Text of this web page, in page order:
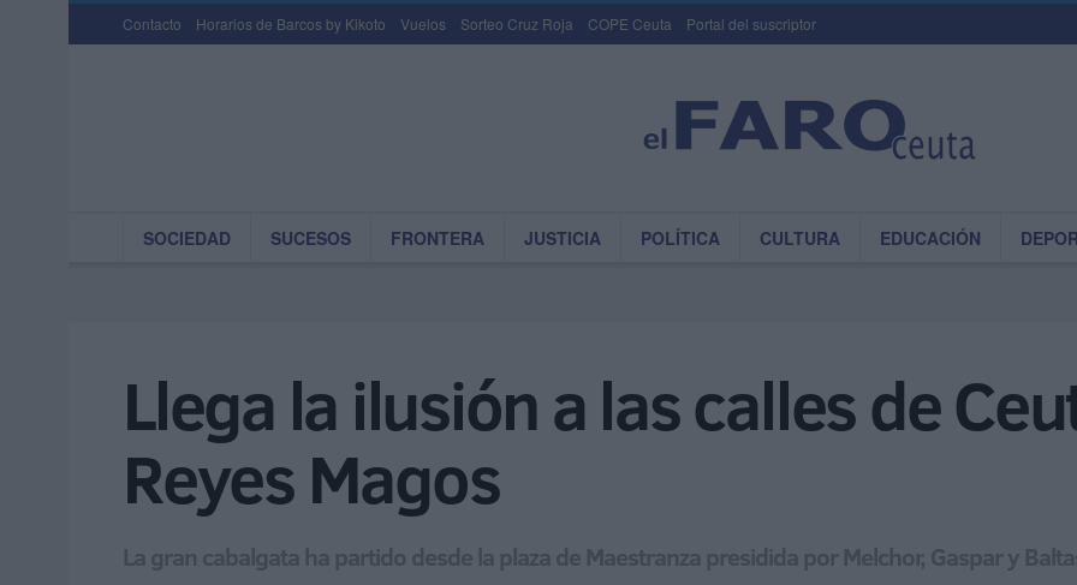
Contacto Horarios de Barcos by Kikoto Vuelos Sorteo Cruz Roja COPE Ceuta Portal del suscriptor
SOCIEDAD SUCESOS FRONTERA JUSTICIA POLÍTICA CULTURA EDUCACIÓN
Llega la ilusión a las calles de
Reyes Magos
La gran cabalgata ha partido desde la plaza de Maestranza presidida por Melchor, Gaspar y